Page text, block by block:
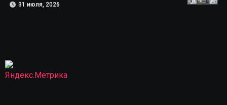
31 июля, 2026